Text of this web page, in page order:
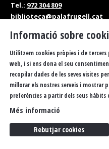
Tel.: 972 304 809
biblioteca@palafrugell.cat
Matins: de dilluns a dissabte,
Accessibilitat Política de
Avís Legal
Ús de Cookies
Informació sobre
Utilitzem cookies pròpies i de
web, i si ens dona el seu
recopilar dades de les seves visites
millorar els nostres serveis i mostrar
preferències a partir dels seus hàbits
Més informació
Rebutjar cookies